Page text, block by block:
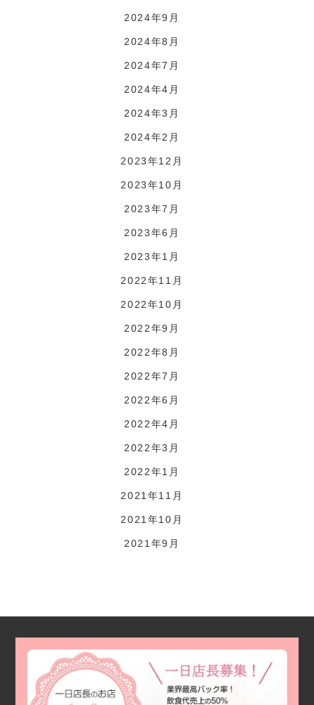
2024年9月
2024年8月
2024年7月
2024年4月
2024年3月
2024年2月
2023年12月
2023年10月
2023年7月
2023年6月
2023年1月
2022年11月
2022年10月
2022年9月
2022年8月
2022年7月
2022年6月
2022年4月
2022年3月
2022年1月
2021年11月
2021年10月
2021年9月